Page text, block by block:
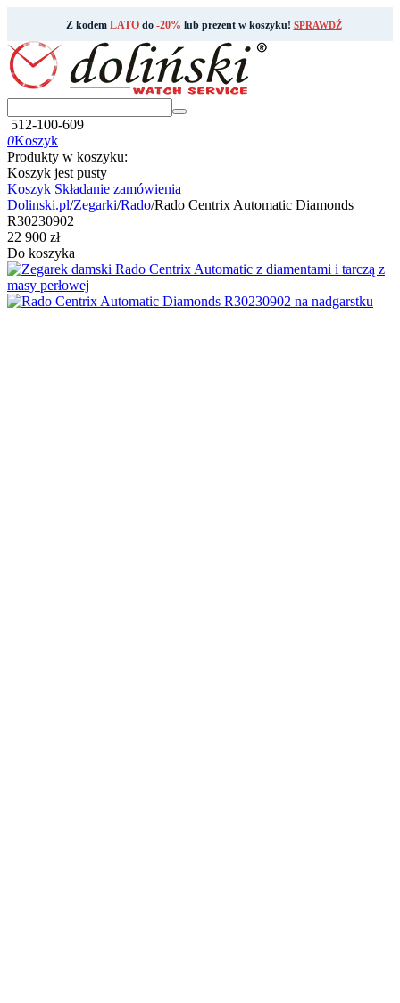
Z kodem LATOdo -20% lub prezent w koszyku! SPRAWDŹ
512-100-609
0Koszyk
Produkty w koszyku:
Koszyk jest pusty
Koszyk Składanie zamówienia
Dolinski.pl/Zegarki/Rado/Rado Centrix Automatic Diamonds
R30230902
‍22 900‍ zł
Do koszyka